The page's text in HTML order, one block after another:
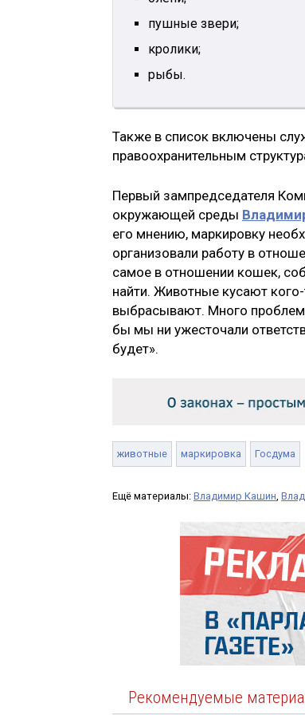
пушные звери;
кролики;
рыбы.
Также в список включены
правоохранительным
Первый зампредседателя
окружающей среды
его мнению, маркировку
организовали работу в
самое в отношении кошек,
найти. Животные кусают
выбрасывают. Много проблем
бы мы ни ужесточали
будет».
животные маркировка Госдума
Ещё материалы: Владимир Кашин
Рекомендуемые